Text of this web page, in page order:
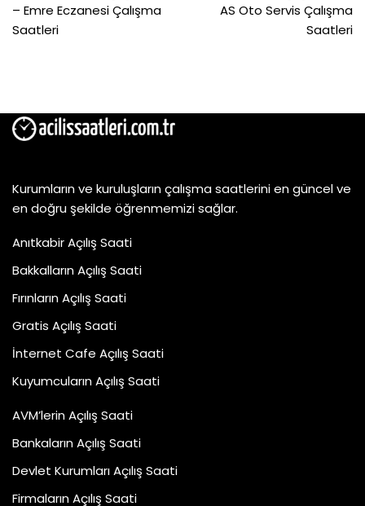
– Emre Eczanesi Çalışma
Saatleri
AS Oto Servis Çalışma
Saatleri
Kurumların ve kuruluşların çalışma saatlerini en güncel ve
en doğru şekilde öğrenmemizi sağlar.
Anıtkabir Açılış Saati
Bakkalların Açılış Saati
Fırınların Açılış Saati
Gratis Açılış Saati
İnternet Cafe Açılış Saati
Kuyumcuların Açılış Saati
AVM’lerin Açılış Saati
Bankaların Açılış Saati
Devlet Kurumları Açılış Saati
Firmaların Açılış Saati